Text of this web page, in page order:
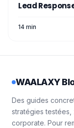
Lead
14 min
WAALAXY
Des guides
stratégies testées,
corporate. Pour